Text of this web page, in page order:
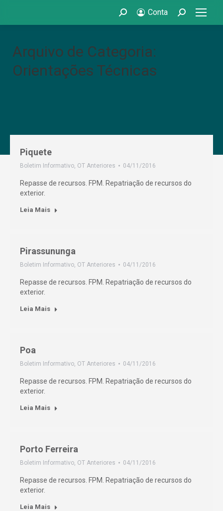
Search: Conta Search:
Arquivo de Categoria:
Orientações Técnicas
Piquete
Boletim Informativo, OT Anteriores 04/11/2016
Repasse de recursos. FPM. Repatriação de recursos do
exterior.
Leia Mais
Pirassununga
Boletim Informativo, OT Anteriores 04/11/2016
Repasse de recursos. FPM. Repatriação de recursos do
exterior.
Leia Mais
Poa
Boletim Informativo, OT Anteriores 04/11/2016
Repasse de recursos. FPM. Repatriação de recursos do
exterior.
Leia Mais
Porto Ferreira
Boletim Informativo, OT Anteriores 04/11/2016
Repasse de recursos. FPM. Repatriação de recursos do
exterior.
Leia Mais